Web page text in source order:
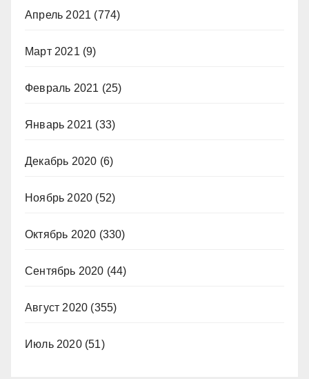
Апрель 2021 (774)
Март 2021 (9)
Февраль 2021 (25)
Январь 2021 (33)
Декабрь 2020 (6)
Ноябрь 2020 (52)
Октябрь 2020 (330)
Сентябрь 2020 (44)
Август 2020 (355)
Июль 2020(51)